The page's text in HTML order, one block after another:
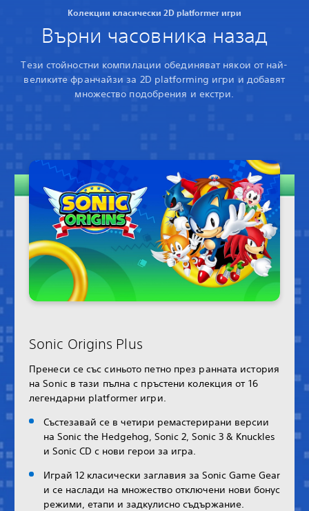
Колекции класически 2D platformer игри
Върни часовника назад
Тези стойностни компилации обединяват някои от най-
великите франчайзи за 2D platforming игри и добавят
множество подобрения и екстри.
Sonic Origins Plus
Пренеси се със синьото петно през ранната история
на Sonic в тази пълна с пръстени колекция от 16
легендарни platformer игри.
Състезавай се в четири ремастерирани версии
на Sonic the Hedgehog, Sonic 2, Sonic 3 & Knuckles
и Sonic CD с нови герои за игра.
Играй 12 класически заглавия за Sonic Game Gear
и се наслади на множество отключени нови бонус
режими, етапи и задкулисно съдържание.